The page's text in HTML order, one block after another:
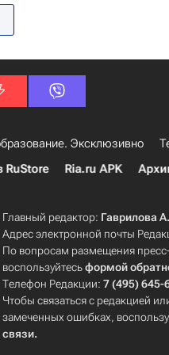
Эксклюзивно
RuStore
Ria.ru APK
Главный редактор: Гаврилова
Адрес электронной почты
По вопросам размещения
воспользуйтесьформой
Телефон Редакции:7 (495) 645-
Чтобы связаться с редакцией
замеченных ошибках,
связи.